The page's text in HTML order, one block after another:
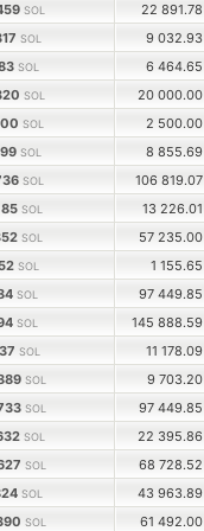
SOL 22 891.78
SOL 9 032.93
SOL 6 464.65
SOL 20 000.00
SOL 2 500.00
SOL 8 855.69
SOL 106 819.07
SOL 13 226.01
SOL 57 235.00
SOL 1 155.65
SOL 97 449.85
SOL 145 888.59
SOL 11 178.09
SOL 9 703.20
SOL 97 449.85
SOL 22 395.86
SOL 68 728.52
SOL 43 963.89
SOL 61 492.00